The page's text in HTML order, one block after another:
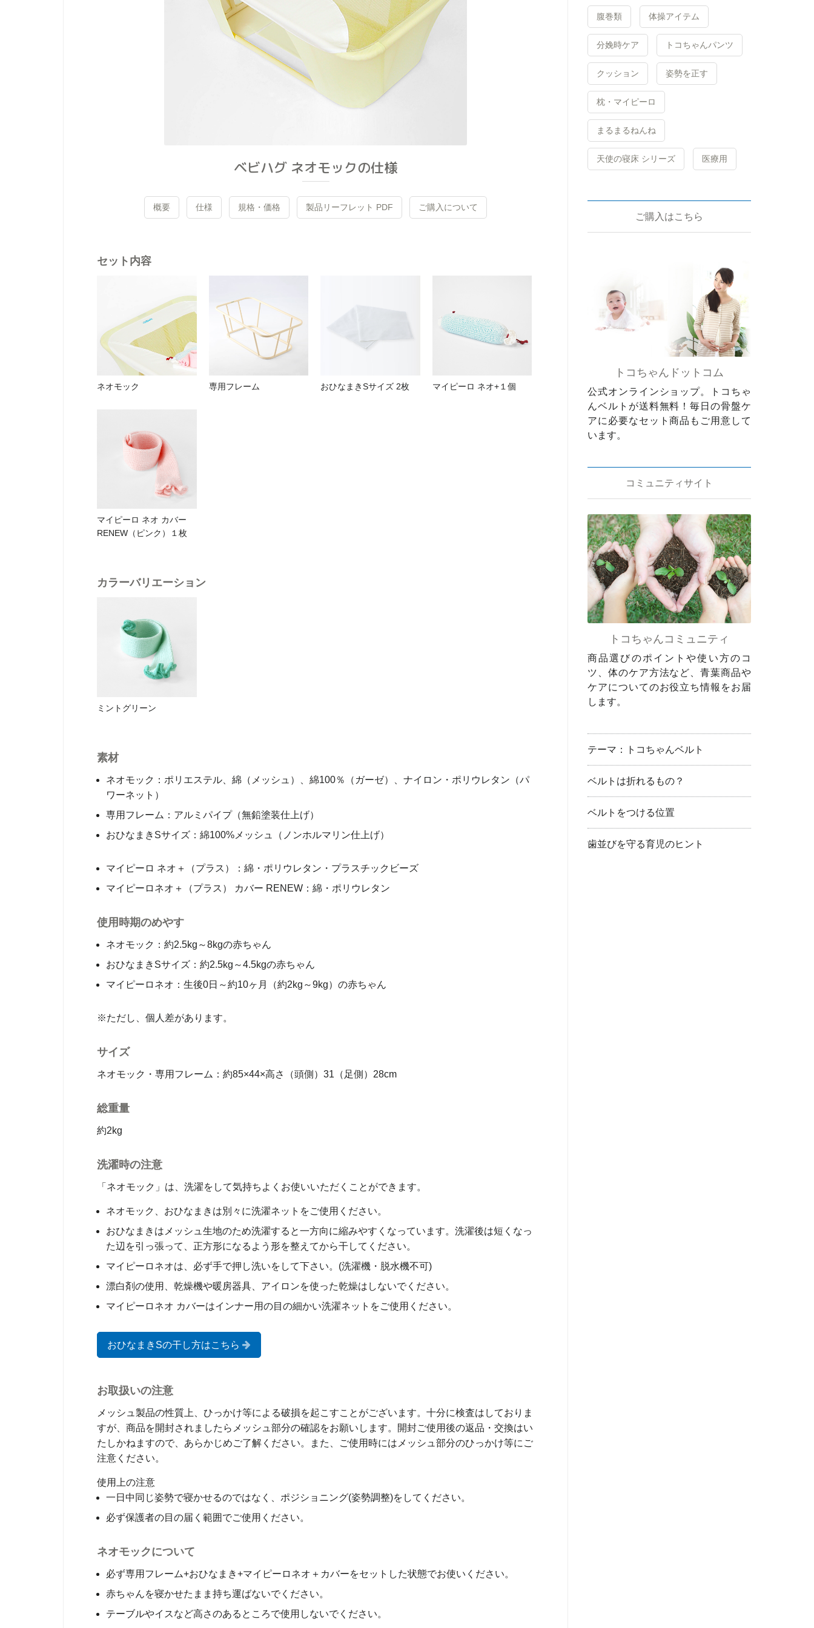
ベビハグ ネオモックの仕様
概要 仕様 規格・価格 製品リーフレット PDF ご購入について
セット内容
ネオモック 専用フレーム おひなまきSサイズ 2枚 マイピーロ ネオ+１個
マイピーロ ネオ カバー
RENEW（ピンク）１枚
カラーバリエーション
ミントグリーン
素材
ネオモック：ポリエステル、綿（メッシュ）、綿100％（ガーゼ）、ナイロン・ポリウレタン（パ
ワーネット）
専用フレーム：アルミパイプ（無鉛塗装仕上げ）
おひなまきSサイズ：綿100%メッシュ（ノンホルマリン仕上げ）
マイピーロ ネオ＋（プラス）：綿・ポリウレタン・プラスチックビーズ
マイピーロネオ＋（プラス） カバー RENEW：綿・ポリウレタン
使用時期のめやす
ネオモック：約2.5kg～8kgの赤ちゃん
おひなまきSサイズ：約2.5kg～4.5kgの赤ちゃん
マイピーロネオ：生後0日～約10ヶ月（約2kg～9kg）の赤ちゃん
※ただし、個人差があります。
サイズ
ネオモック・専用フレーム：約85×44×高さ（頭側）31（足側）28cm
総重量
約2kg
洗濯時の注意
「ネオモック」は、洗濯をして気持ちよくお使いいただくことができます。
ネオモック、おひなまきは別々に洗濯ネットをご使用ください。
おひなまきはメッシュ生地のため洗濯すると一方向に縮みやすくなっています。洗濯後は短くなっ
た辺を引っ張って、正方形になるよう形を整えてから干してください。
マイピーロネオは、必ず手で押し洗いをして下さい。(洗濯機・脱水機不可)
漂白剤の使用、乾燥機や暖房器具、アイロンを使った乾燥はしないでください。
マイピーロネオ カバーはインナー用の目の細かい洗濯ネットをご使用ください。
おひなまきSの干し方はこちら
お取扱いの注意
メッシュ製品の性質上、ひっかけ等による破損を起こすことがございます。十分に検査はしておりま
すが、商品を開封されましたらメッシュ部分の確認をお願いします。開封ご使用後の返品・交換はい
たしかねますので、あらかじめご了解ください。また、ご使用時にはメッシュ部分のひっかけ等にご
注意ください。
使用上の注意
一日中同じ姿勢で寝かせるのではなく、ポジショニング(姿勢調整)をしてください。
必ず保護者の目の届く範囲でご使用ください。
ネオモックについて
必ず専用フレーム+おひなまき+マイピーロネオ＋カバーをセットした状態でお使いください。
赤ちゃんを寝かせたまま持ち運ばないでください。
テーブルやイスなど高さのあるところで使用しないでください。
腹巻類 体操アイテム
分娩時ケア トコちゃんパンツ
クッション 姿勢を正す
枕・マイピーロ
まるまるねんね
天使の寝床 シリーズ 医療用
ご購入はこちら
トコちゃんドットコム
公式オンラインショップ。トコちゃ
んベルトが送料無料！毎日の骨盤ケ
アに必要なセット商品もご用意して
います。
コミュニティサイト
トコちゃんコミュニティ
商品選びのポイントや使い方のコ
ツ、体のケア方法など、青葉商品や
ケアについてのお役立ち情報をお届
します。
テーマ：トコちゃんベルト
ベルトは折れるもの？
ベルトをつける位置
歯並びを守る育児のヒント